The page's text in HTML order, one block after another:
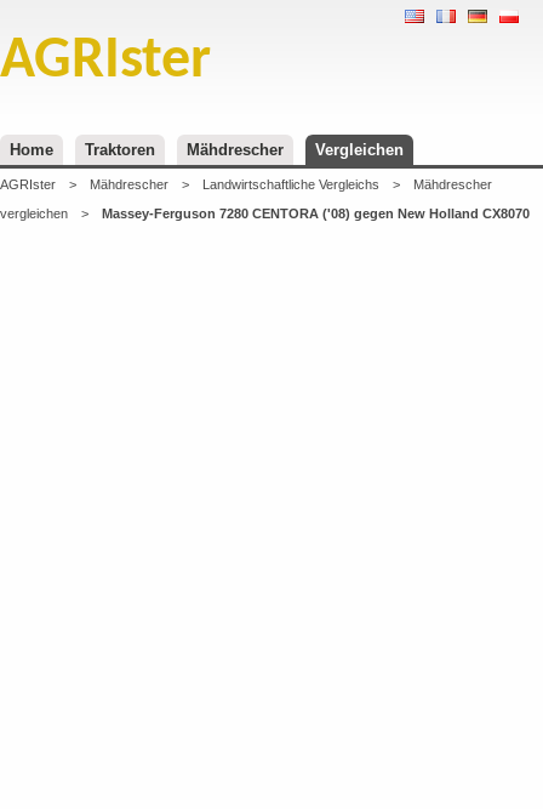
AGRIster
Home Traktoren Mähdrescher Vergleichen
AGRIster > Mähdrescher > Landwirtschaftliche Vergleichs >
Mähdrescher
vergleichen
> Massey-Ferguson 7280 CENTORA ('08) gegen New Holland CX8070